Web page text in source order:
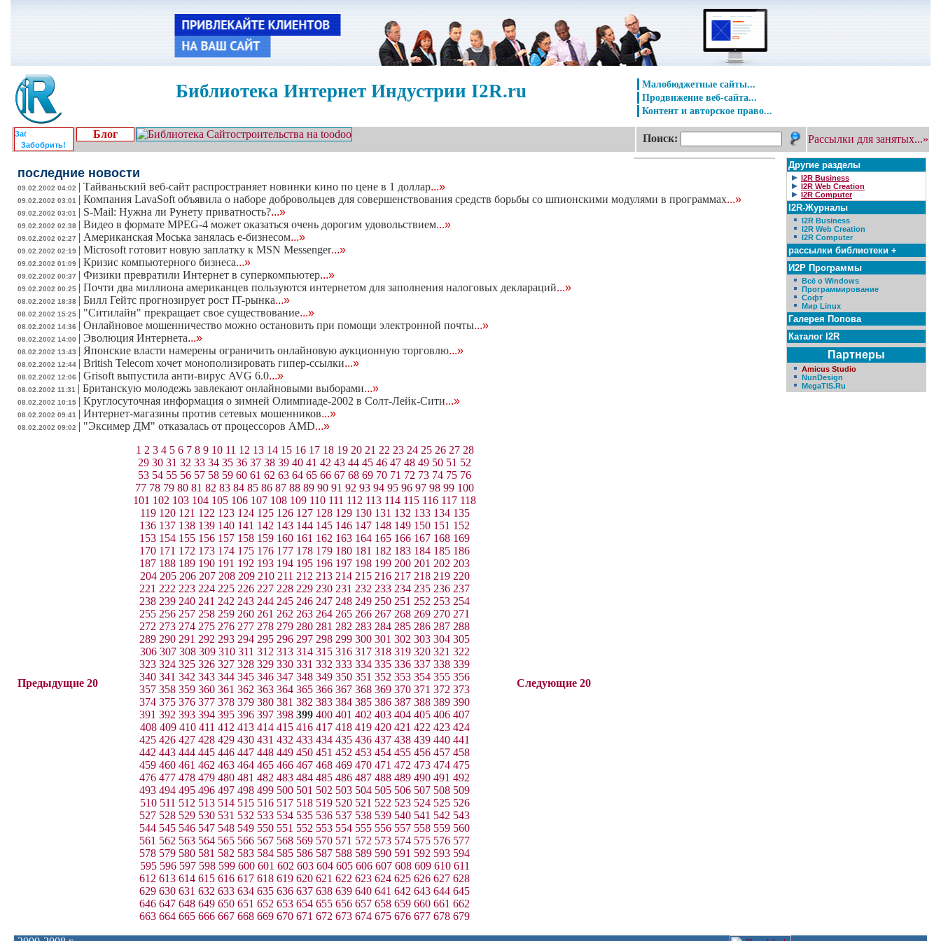
Библиотека Интернет Индустрии I2R.ru
Малобюджетные сайты...
Продвижение веб-сайта...
Контент и авторское право...
Забобрить!
Блог Поиск: Рассылки для занятых...»
последние новости
09.02.2002 04:02 | Тайваньский веб-сайт распространяет новинки кино по цене в 1 доллар...»
09.02.2002 03:01 | Компания LavaSoft объявила о наборе добровольцев для совершенствования средств борьбы со шпионскими модулями в программах...»
09.02.2002 03:01 | S-Mail: Нужна ли Рунету приватность?...»
09.02.2002 02:38 | Видео в формате MPEG-4 может оказаться очень дорогим удовольствием...»
09.02.2002 02:27 | Американская Моська занялась е-бизнесом...»
09.02.2002 02:19 | Microsoft готовит новую заплатку к MSN Messenger...»
09.02.2002 01:09 | Кризис компьютерного бизнеса...»
09.02.2002 00:37 | Физики превратили Интернет в суперкомпьютер...»
09.02.2002 00:25 | Почти два миллиона американцев пользуются интернетом для заполнения налоговых деклараций...»
08.02.2002 18:38 | Билл Гейтс прогнозирует рост IT-рынка...»
08.02.2002 15:25 | "Ситилайн" прекращает свое существование...»
08.02.2002 14:36 | Онлайновое мошенничество можно остановить при помощи электронной почты...»
08.02.2002 14:00 | Эволюция Интернета...»
08.02.2002 13:43 | Японские власти намерены ограничить онлайновую аукционную торговлю...»
08.02.2002 12:44 | British Telecom хочет монополизировать гипер-ссылки...»
08.02.2002 12:06 | Grisoft выпустила анти-вирус AVG 6.0...»
08.02.2002 11:31 | Британскую молодежь завлекают онлайновыми выборами...»
08.02.2002 10:15 | Круглосуточная информация о зимней Олимпиаде-2002 в Солт-Лейк-Сити...»
08.02.2002 09:41 | Интернет-магазины против сетевых мошенников...»
08.02.2002 09:02 | "Эксимер ДМ" отказалась от процессоров AMD...»
Предыдущие 20
1 2 3 4 5 6 7 8 9 10 11 12 13 14 15 16 17 18 19 20 21 22 23 24 25 26 27 28
29 30 31 32 33 34 35 36 37 38 39 40 41 42 43 44 45 46 47 48 49 50 51 52
53 54 55 56 57 58 59 60 61 62 63 64 65 66 67 68 69 70 71 72 73 74 75 76
77 78 79 80 81 82 83 84 85 86 87 88 89 90 91 92 93 94 95 96 97 98 99 100
101 102 103 104 105 106 107 108 109 110 111 112 113 114 115 116 117 118
119 120 121 122 123 124 125 126 127 128 129 130 131 132 133 134 135
136 137 138 139 140 141 142 143 144 145 146 147 148 149 150 151 152
153 154 155 156 157 158 159 160 161 162 163 164 165 166 167 168 169
170 171 172 173 174 175 176 177 178 179 180 181 182 183 184 185 186
187 188 189 190 191 192 193 194 195 196 197 198 199 200 201 202 203
204 205 206 207 208 209 210 211 212 213 214 215 216 217 218 219 220
221 222 223 224 225 226 227 228 229 230 231 232 233 234 235 236 237
238 239 240 241 242 243 244 245 246 247 248 249 250 251 252 253 254
255 256 257 258 259 260 261 262 263 264 265 266 267 268 269 270 271
272 273 274 275 276 277 278 279 280 281 282 283 284 285 286 287 288
289 290 291 292 293 294 295 296 297 298 299 300 301 302 303 304 305
306 307 308 309 310 311 312 313 314 315 316 317 318 319 320 321 322
323 324 325 326 327 328 329 330 331 332 333 334 335 336 337 338 339
340 341 342 343 344 345 346 347 348 349 350 351 352 353 354 355 356
357 358 359 360 361 362 363 364 365 366 367 368 369 370 371 372 373
374 375 376 377 378 379 380 381 382 383 384 385 386 387 388 389 390
391 392 393 394 395 396 397 398 399 400 401 402 403 404 405 406 407
408 409 410 411 412 413 414 415 416 417 418 419 420 421 422 423 424
425 426 427 428 429 430 431 432 433 434 435 436 437 438 439 440 441
442 443 444 445 446 447 448 449 450 451 452 453 454 455 456 457 458
459 460 461 462 463 464 465 466 467 468 469 470 471 472 473 474 475
476 477 478 479 480 481 482 483 484 485 486 487 488 489 490 491 492
493 494 495 496 497 498 499 500 501 502 503 504 505 506 507 508 509
510 511 512 513 514 515 516 517 518 519 520 521 522 523 524 525 526
527 528 529 530 531 532 533 534 535 536 537 538 539 540 541 542 543
544 545 546 547 548 549 550 551 552 553 554 555 556 557 558 559 560
561 562 563 564 565 566 567 568 569 570 571 572 573 574 575 576 577
578 579 580 581 582 583 584 585 586 587 588 589 590 591 592 593 594
595 596 597 598 599 600 601 602 603 604 605 606 607 608 609 610 611
612 613 614 615 616 617 618 619 620 621 622 623 624 625 626 627 628
629 630 631 632 633 634 635 636 637 638 639 640 641 642 643 644 645
646 647 648 649 650 651 652 653 654 655 656 657 658 659 660 661 662
663 664 665 666 667 668 669 670 671 672 673 674 675 676 677 678 679
Следующие 20
Другие разделы
I2R Business
I2R Web Creation
I2R Computer
I2R-Журналы
I2R Business
I2R Web Creation
I2R Computer
рассылки библиотеки +
И2Р Программы
Всё о Windows
Программирование
Софт
Мир Linux
Галерея Попова
Каталог I2R
Партнеры
Amicus Studio
NunDesign
MegaTIS.Ru